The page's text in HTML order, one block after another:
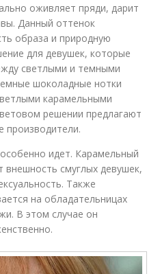
оживляет пряди, дарит
Данный оттенок
образа и природную
для девушек, которые
светлыми и темными
шоколадные нотки
карамельными
решении предлагают
производители.
идет. Карамельный
внешность смуглых девушек,
Также
на обладательницах
В этом случае он